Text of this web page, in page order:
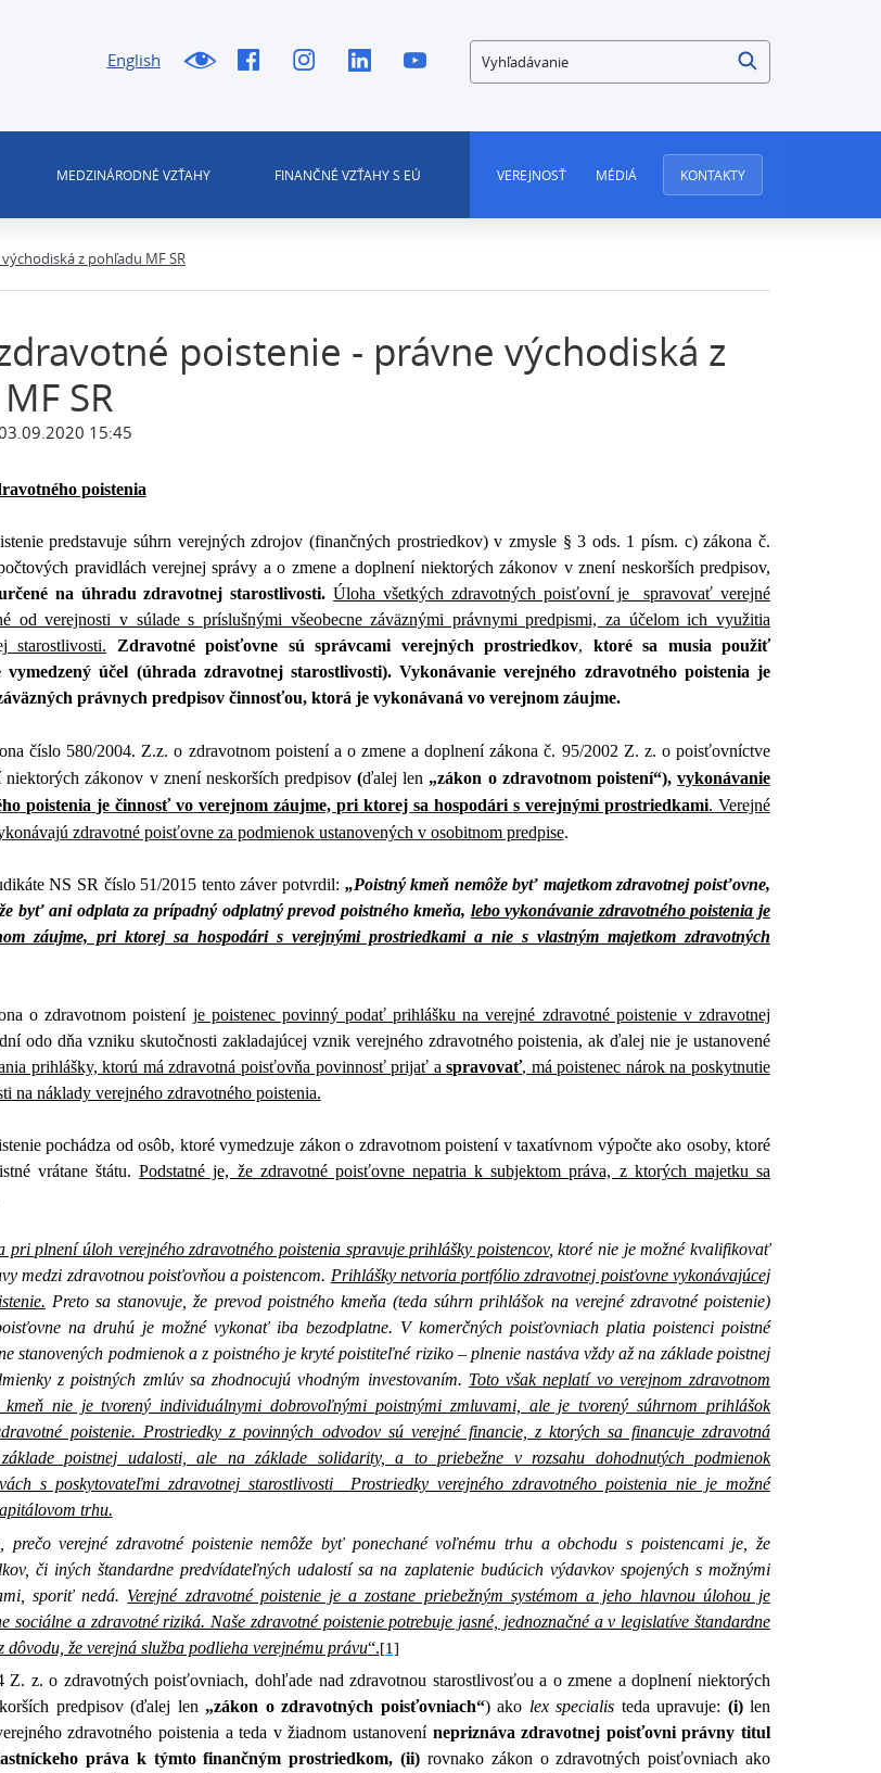
English Vyhľadávanie
MEDZINÁRODNÉ VZŤAHY FINANČNÉ VZŤAHY S EÚ VEREJNOSŤ MÉDIÁ KONTAKTY
z pohľadu MF SR
poistenie - právne východiská z
SR
15:45
poistenia
predstavuje súhrn verejných zdrojov (finančných prostriedkov) v zmysle § 3 ods. 1 písm. c) zákona č.
pravidlách verejnej správy a o zmene a doplnení niektorých zákonov v znení neskorších predpisov,
na úhradu zdravotnej starostlivosti.Úloha všetkých zdravotných poisťovní je spravovať verejné
od verejnosti v súlade s príslušnými všeobecne záväznými právnymi predpismi, za účelom ich využitia
starostlivosti.
Zdravotné poisťovne sú správcami verejných prostriedkov, ktoré sa musia použiť
vymedzený účel (úhrada zdravotnej starostlivosti). Vykonávanie verejného zdravotného poistenia je
právnych predpisov činnosťou, ktorá je vykonávaná vo verejnom záujme.
číslo 580/2004. Z.z. o zdravotnom poistení a o zmene a doplnení zákona č. 95/2002 Z. z. o poisťovníctve
niektorých zákonov v znení neskorších predpisov(ďalej len „zákon o zdravotnom poistení“),vykonávanie
poistenia je činnosť vo verejnom záujme, pri ktorej sa hospodári s verejnými prostriedkami. Verejné
zdravotné poisťovne za podmienok ustanovených v osobitnom predpise.
NS SR číslo 51/2015 tento záver potvrdil: „Poistný kmeň nemôže byť majetkom zdravotnej poisťovne,
byť ani odplata za prípadný odplatný prevod poistného kmeňa, lebo vykonávanie zdravotného poistenia je
záujme, pri ktorej sa hospodári s verejnými prostriedkami a nie s vlastným majetkom zdravotných
o zdravotnom poistení je poistenec povinný podať prihlášku na verejné zdravotné poistenie v zdravotnej
odo dňa vzniku skutočnosti zakladajúcej vznik verejného zdravotného poistenia, ak ďalej nie je ustanovené
prihlášky, ktorú má zdravotná poisťovňa povinnosť prijať aspravovať, má poistenec nárok na poskytnutie
na náklady verejného zdravotného poistenia.
pochádza od osôb, ktoré vymedzuje zákon o zdravotnom poistení v taxatívnom výpočte ako osoby, ktoré
vrátane štátu.Podstatné je, že zdravotné poisťovne nepatria k subjektom práva, z ktorých majetku sa
pri plnení úloh verejného zdravotného poistenia spravuje prihlášky poistencov, ktoré nie je možné kvalifikovať
medzi zdravotnou poisťovňou a poistencom. Prihlášky netvoria portfólio zdravotnej poisťovne vykonávajúcej
Preto sa stanovuje, že prevod poistného kmeňa (teda súhrn prihlášok na verejné zdravotné poistenie)
na druhú je možné vykonať iba bezodplatne. V komerčných poisťovniach platia poistenci poistné
stanovených podmienok a z poistného je kryté poistiteľné riziko – plnenie nastáva vždy až na základe poistnej
z poistných zmlúv sa zhodnocujú vhodným investovaním. Toto však neplatí vo verejnom zdravotnom
kmeň nie je tvorený individuálnymi dobrovoľnými poistnými zmluvami, ale je tvorený súhrnom prihlášok
poistenie. Prostriedky z povinných odvodov sú verejné financie, z ktorých sa financuje zdravotná
poistnej udalosti, ale na základe solidarity, a to priebežne v rozsahu dohodnutých podmienok
s poskytovateľmi zdravotnej starostlivosti
Prostriedky verejného zdravotného poistenia nie je možné
trhu.
prečo verejné zdravotné poistenie nemôže byť ponechané voľnému trhu a obchodu s poistencami je, že
či iných štandardne predvídateľných udalostí sa na zaplatenie budúcich výdavkov spojených s možnými
sporiť nedá. Verejné zdravotné poistenie je a zostane priebežným systémom a jeho hlavnou úlohou je
sociálne a zdravotné riziká. Naše zdravotné poistenie potrebuje jasné, jednoznačné a v legislatíve štandardne
dôvodu, že verejná služba podlieha verejnému právu“.[1]
Z. z. o zdravotných poisťovniach, dohľade nad zdravotnou starostlivosťou a o zmene a doplnení niektorých
predpisov (ďalej len „zákon o zdravotných poisťovniach“) ako lex specialis teda upravuje: (i)len
zdravotného poistenia a teda v žiadnom ustanovení nepriznáva zdravotnej poisťovni právny titul
práva k týmto finančným prostriedkom, (ii) rovnako zákon o zdravotných poisťovniach ako